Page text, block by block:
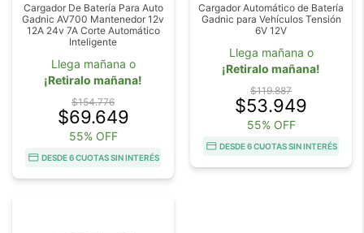
Cargador De Batería Para Auto
Gadnic AV700 Mantenedor 12v
12A 24v 7A Corte Automático
Inteligente
Llega mañana o
¡Retiralo mañana!
$154.776
$69.649
55% OFF
DESDE 6 CUOTAS SIN INTERÉS
Cargador Automático de Batería
Gadnic para Vehículos Tensión
6V 12V
Llega mañana o
¡Retiralo mañana!
$119.887
$53.949
55% OFF
DESDE 6 CUOTAS SIN INTERÉS